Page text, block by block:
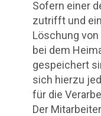
Sofern einer
zutrifft und
Löschung
bei dem
gespeichert
sich hierzu
für die
Der